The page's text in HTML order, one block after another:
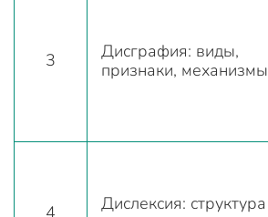
3
Дисграфия: виды,
признаки, механизмы
4
Дислексия: структура